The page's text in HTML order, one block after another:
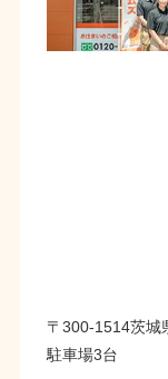
〒300-1514茨城
駐車場3台